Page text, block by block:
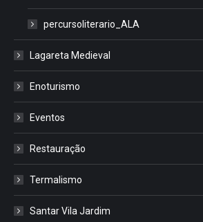
percursoliterario_ALA
Lagareta Medieval
Enoturismo
Eventos
Restauração
Termalismo
Santar Vila Jardim